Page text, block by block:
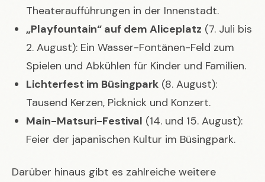
Theateraufführungen in der Innenstadt.
„Playfountain“ auf dem Aliceplatz (7. Juli bis
2. August): Ein Wasser-Fontänen-Feld zum
Spielen und Abkühlen für Kinder und Familien.
Lichterfest im Büsingpark (8. August):
Tausend Kerzen, Picknick und Konzert.
Main-Matsuri-Festival (14. und 15. August):
Feier der japanischen Kultur im Büsingpark.
Darüber hinaus gibt es zahlreiche weitere